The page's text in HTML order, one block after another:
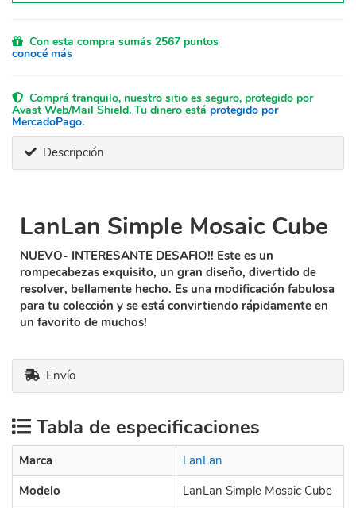
Con esta compra sumás 2567 puntos
conocé más
Comprá tranquilo, nuestro sitio es seguro, protegido por
Avast Web/Mail Shield. Tu dinero está protegido por
MercadoPago.
Descripción
LanLan Simple Mosaic Cube
NUEVO- INTERESANTE DESAFIO!! Este es un
rompecabezas exquisito, un gran diseño, divertido de
resolver, bellamente hecho. Es una modificación fabulosa
para tu colección y se está convirtiendo rápidamente en
un favorito de muchos!
Envío
Tabla de especificaciones
Marca
LanLan
Modelo
LanLan Simple Mosaic Cube